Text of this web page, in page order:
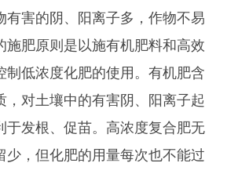
有害的阴、阳离子多，作物不易
施肥原则是以施有机肥料和高效
制低浓度化肥的使用。有机肥含
，对土壤中的有害阴、阳离子起
于发根、促苗。高浓度复合肥无
少，但化肥的用量每次也不能过